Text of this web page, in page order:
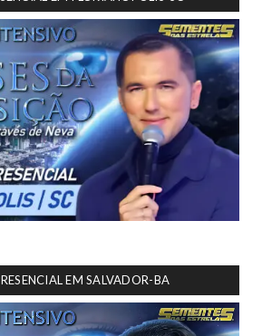
EM SALVADOR-BA